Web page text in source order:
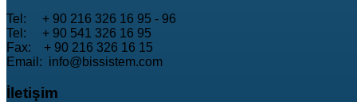
Tel: + 90 216 326 16 95 - 96
Tel: + 90 541 326 16 95
Fax: + 90 216 326 16 15
Email: info@bissistem.com
İletişim